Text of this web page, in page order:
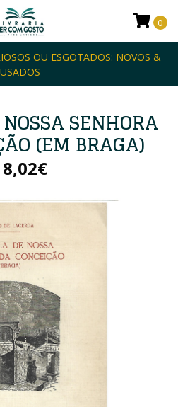
OU ESGOTADOS: NOVOS &
USADOS
0
SENHORA
(EM BRAGA)